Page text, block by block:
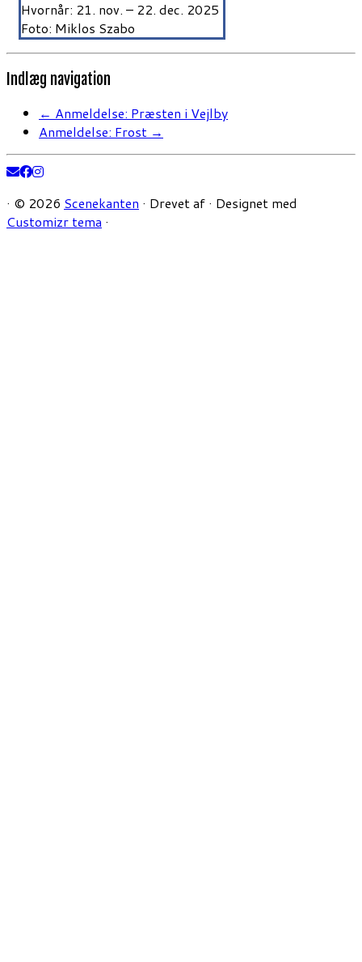
Hvornår: 21. nov. – 22. dec. 2025
Foto: Miklos Szabo
Indlæg navigation
← Anmeldelse: Præsten i Vejlby
Anmeldelse: Frost →
· © 2026 Scenekanten · Drevet af · Designet med
Customizr tema ·